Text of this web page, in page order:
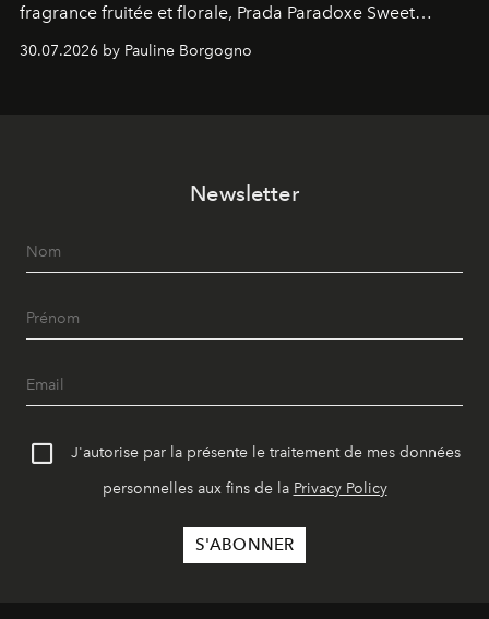
fragrance fruitée et florale, Prada Paradoxe Sweet
30.07.2026 by Pauline Borgogno
Newsletter
J'autorise par la présente le traitement de mes données
personnelles aux fins de la Privacy Policy